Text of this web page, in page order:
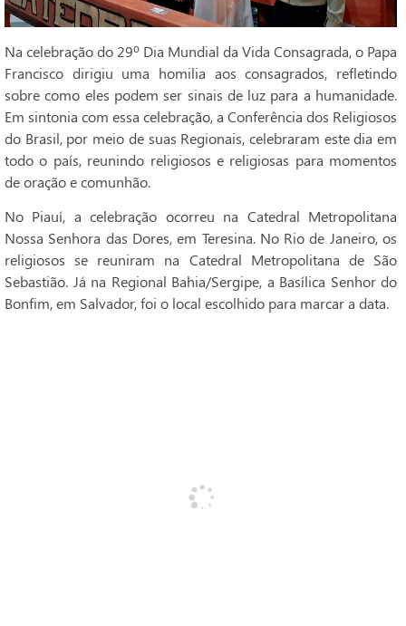
Na celebração do 29º Dia Mundial da Vida Consagrada, o Papa
Francisco dirigiu uma homilia aos consagrados, refletindo
sobre como eles podem ser sinais de luz para a humanidade.
Em sintonia com essa celebração, a Conferência dos Religiosos
do Brasil, por meio de suas Regionais, celebraram este dia em
todo o país, reunindo religiosos e religiosas para momentos
de oração e comunhão.
No Piauí, a celebração ocorreu na Catedral Metropolitana
Nossa Senhora das Dores, em Teresina. No Rio de Janeiro, os
religiosos se reuniram na Catedral Metropolitana de São
Sebastião. Já na Regional Bahia/Sergipe, a Basílica Senhor do
Bonfim, em Salvador, foi o local escolhido para marcar a data.